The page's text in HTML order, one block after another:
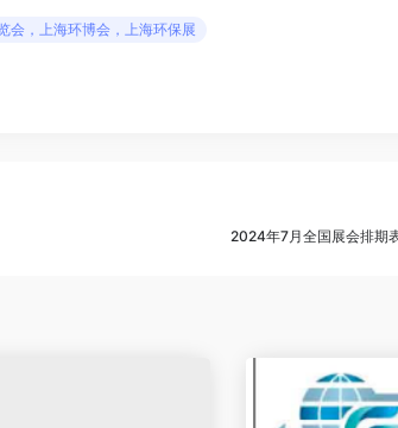
会，上海环博会，上海环保展
2024年7月全国展会排期